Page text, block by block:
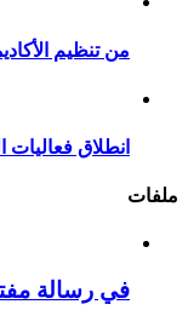
من تنظيم
انطلاق فعاليات
ملفات
في رسالة